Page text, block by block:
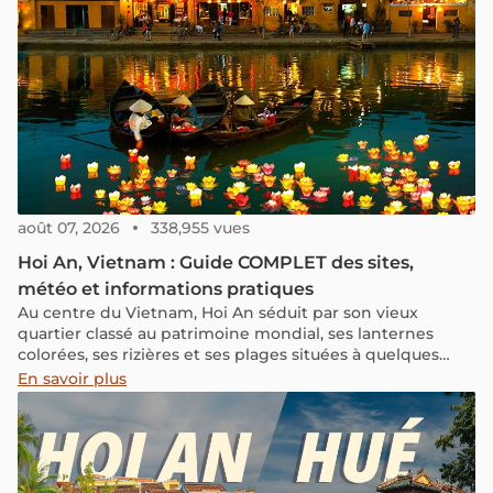
nature dépaysante et accessible.
août 07, 2026 338,955 vues
Hoi An, Vietnam : Guide COMPLET des sites,
météo et informations pratiques
Au centre du Vietnam, Hoi An séduit par son vieux
quartier classé au patrimoine mondial, ses lanternes
colorées, ses rizières et ses plages situées à quelques
minutes du centre. Ancien port marchand d’Asie du Sud-
Est, la ville conserve une architecture traditionnelle
remarquable et une ambiance très différente des
grandes villes vietnamiennes. Dans ce guide complet,
découvrez que faire à Hoi An, les sites incontournables,
les spécialités locales, les meilleures périodes pour partir
En savoir plus